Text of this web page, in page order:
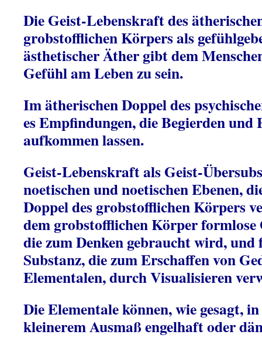
Die Geist-Lebenskraft des
grobstofflichen Körpers als
ästhetischer Äther gibt dem
Gefühl am Leben zu sein.
Im ätherischen Doppel des
es Empfindungen, die Begierden und
aufkommen lassen.
Geist-Lebenskraft als Geist-
noetischen und noetischen Ebenen,
Doppel des grobstofflichen Körpers
dem grobstofflichen Körper
die zum Denken gebraucht wird, und
Substanz, die zum Erschaffen von
Elementalen, durch Visualisieren
Die Elementale können, wie gesagt,
kleinerem Ausmaß engelhaft oder